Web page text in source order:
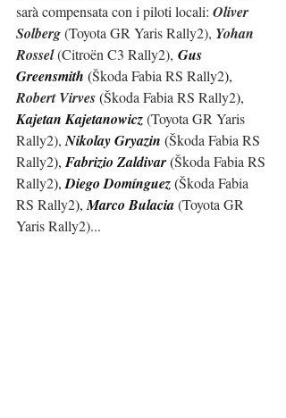
sarà compensata con i piloti locali: Oliver
Solberg (Toyota GR Yaris Rally2), Yohan
Rossel (Citroën C3 Rally2), Gus
Greensmith (Škoda Fabia RS Rally2),
Robert Virves (Škoda Fabia RS Rally2),
Kajetan Kajetanowicz (Toyota GR Yaris
Rally2), Nikolay Gryazin (Škoda Fabia RS
Rally2), Fabrizio Zaldivar (Škoda Fabia RS
Rally2), Diego Domínguez (Škoda Fabia
RS Rally2), Marco Bulacia (Toyota GR
Yaris Rally2)...